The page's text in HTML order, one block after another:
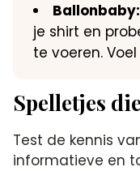
Ballonbaby:
je shirt en
te voeren.​
Spelletjes
Test de kennis
informatieve en